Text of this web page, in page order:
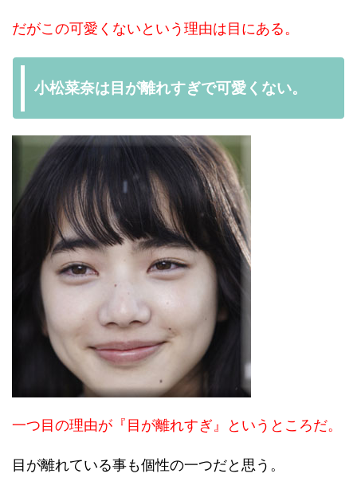
だがこの可愛くないという理由は目にある。
小松菜奈は目が離れすぎで可愛くない。
一つ目の理由が『目が離れすぎ』というところだ。
目が離れている事も個性の一つだと思う。